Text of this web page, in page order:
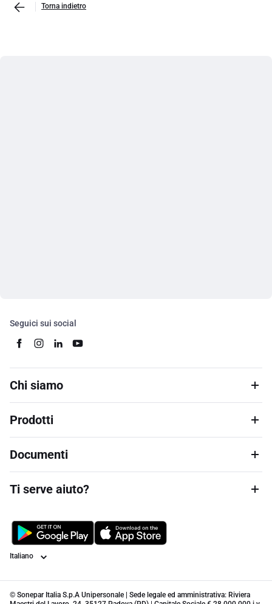
Torna indietro
Seguici sui social
Chi siamo
Prodotti
Documenti
Ti serve aiuto?
Lingua
© Sonepar Italia S.p.A Unipersonale | Sede legale ed amministrativa: Riviera